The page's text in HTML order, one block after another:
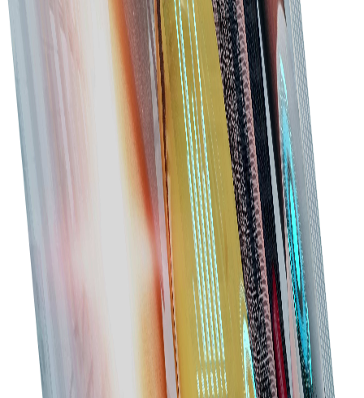
معیارهای عملکرد را مدیریت کنید.
ردیابی موجودی
مواد و ملزومات را پیگیری کنید تا کمبود یا موجودی بیش‌ازحد
پیش نیاید.
دسترسی موبایل
با پلتفرم سازگار با موبایل، خرید را در حرکت مدیریت کنید.